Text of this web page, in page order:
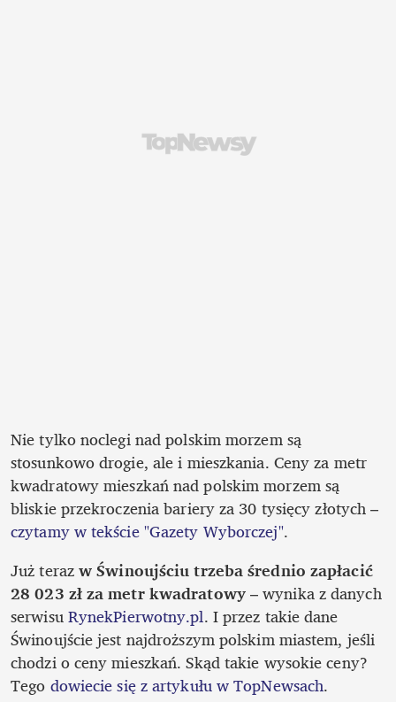
Nie tylko noclegi nad polskim morzem są
stosunkowo drogie, ale i mieszkania. Ceny za metr
kwadratowy mieszkań nad polskim morzem są
czytamy w tekście "Gazety Wyborczej".
Już teraz w Świnoujściu trzeba średnio zapłacić
28 023 zł za metr kwadratowy – wynika z danych
serwisu RynekPierwotny.pl. I przez takie dane
Świnoujście jest najdroższym polskim miastem, jeśli
chodzi o ceny mieszkań. Skąd takie wysokie ceny?
Tego dowiecie się z artykułu w TopNewsach.